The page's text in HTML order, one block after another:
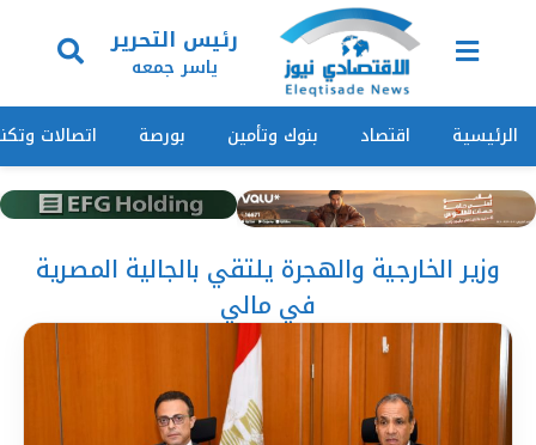
رئيس التحرير
ياسر جمعه
الرئيسية اقتصاد بنوك وتأمين بورصة اتصالات
وزير الخارجية والهجرة يلتقي بالجالية المصرية
في مالي